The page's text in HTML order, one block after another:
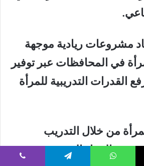
مشروعات ريادية موجهة
في المحافظات عبر توفير
القدرات التدريبية للمرأة
من خلال التدريب
فرص العمل التي تسهم في